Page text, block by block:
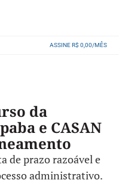
ASSINE R$ 0,00/MÊS
da
e CASAN
de prazo razoável e
administrativo.